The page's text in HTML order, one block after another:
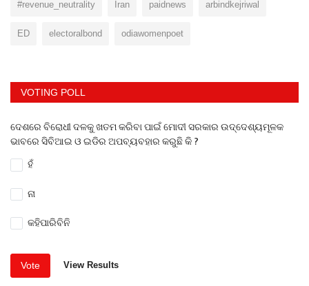
#revenue_neutrality Iran paidnews arbindkejriwal
ED electoralbond odiawomenpoet
VOTING POLL
ଦେଶରେ ବିରୋଧୀ ଦଳକୁ ଖତମ କରିବା ପାଇଁ ମୋଦୀ ସରକାର ଉଦ୍ଦେଶ୍ୟମୂଳକ
ଭାବରେ ସିବିଆଇ ଓ ଇଡିର ଅପବ୍ୟବହାର କରୁଛି କି ?
ହଁ
ନା
କହିପାରିବିନି
Vote View Results